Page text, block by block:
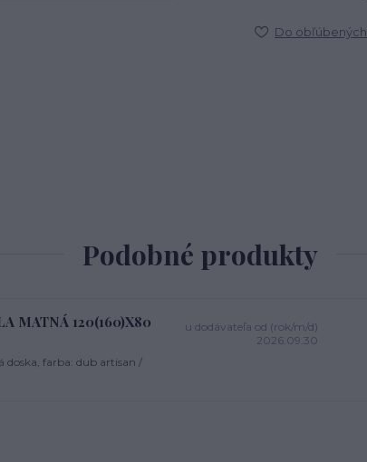
Do obľúbených
Podobné produkty
MATNÁ 120(160)X80
doska, farba: dub artisan /
u dodávateľa od (rok/m/d)
2026.09.30